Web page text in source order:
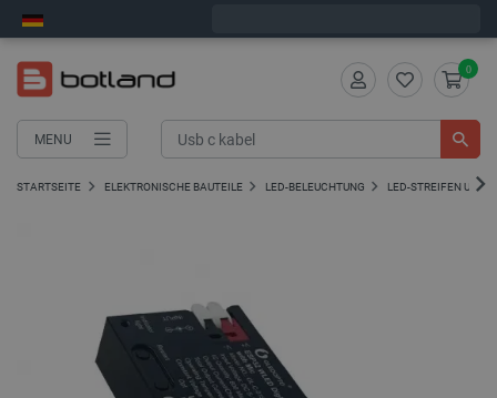
MENU
0
STARTSEITE ELEKTRONISCHE BAUTEILE LED-BELEUCHTUNG LED-STREIFEN UND -